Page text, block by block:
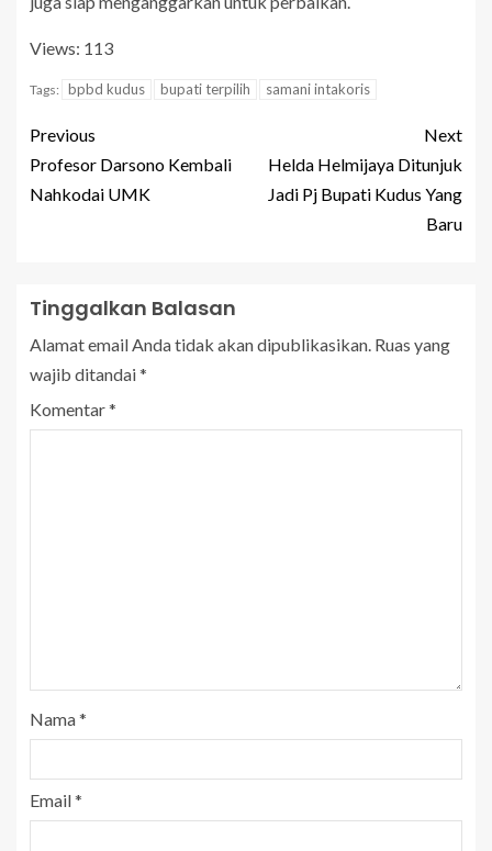
Views: 113
Tags: bpbd kudus bupati terpilih samani intakoris
Previous
Profesor Darsono Kembali
Nahkodai UMK
Next
Helda Helmijaya Ditunjuk
Jadi Pj Bupati Kudus Yang
Baru
Tinggalkan Balasan
Alamat email Anda tidak akan dipublikasikan. Ruas yang
wajib ditandai*
Komentar*
Nama*
Email*